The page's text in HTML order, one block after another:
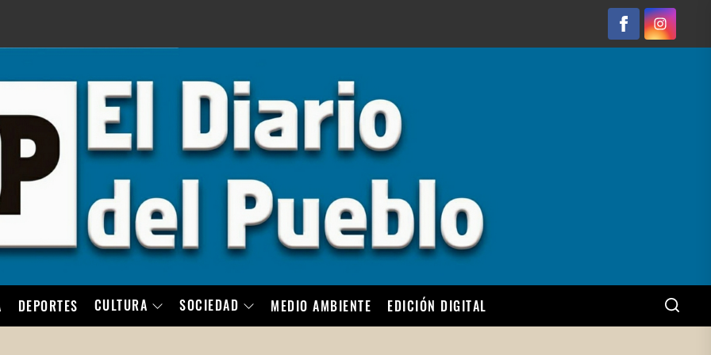
FacebookInstagram
DEPORTES CULTURA SOCIEDAD MEDIO AMBIENTE EDICIÓN DIGITAL